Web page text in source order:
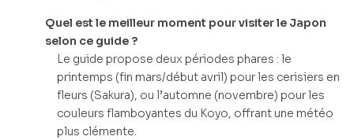
Quel est le meilleur moment pour visiter le Japon
selon ce guide ?
Le guide propose deux périodes phares : le
printemps (fin mars/début avril) pour les cerisiers en
fleurs (Sakura), ou l’automne (novembre) pour les
couleurs flamboyantes du Koyo, offrant une météo
plus clémente.